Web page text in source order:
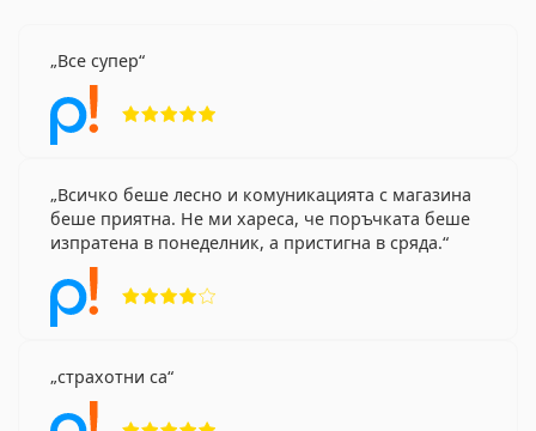
Все супер
Всичко беше лесно и комуникацията с магазина
беше приятна. Не ми хареса, че поръчката беше
изпратена в понеделник, а пристигна в сряда.
страхотни са